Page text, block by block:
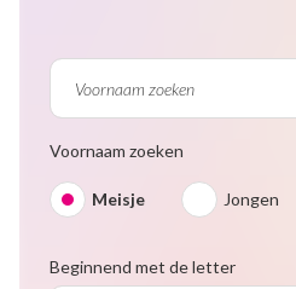
Voornaam zoeken
Meisje Jongen
Beginnend met de letter